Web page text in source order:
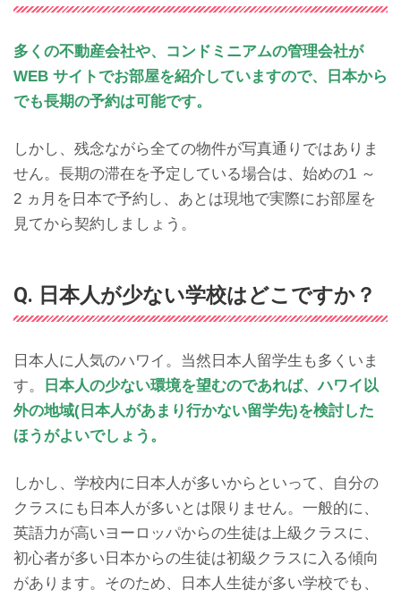
多くの不動産会社や、コンドミニアムの管理会社が
WEB サイトでお部屋を紹介していますので、日本から
でも長期の予約は可能です。
しかし、残念ながら全ての物件が写真通りではありま
せん。長期の滞在を予定している場合は、始めの1 ～
2 ヵ月を日本で予約し、あとは現地で実際にお部屋を
見てから契約しましょう。
Q. 日本人が少ない学校はどこですか？
日本人に人気のハワイ。当然日本人留学生も多くいま
す。
日本人の少ない環境を望むのであれば、ハワイ以
外の地域(日本人があまり行かない留学先)を検討した
ほうがよいでしょう。
しかし、学校内に日本人が多いからといって、自分の
クラスにも日本人が多いとは限りません。一般的に、
英語力が高いヨーロッパからの生徒は上級クラスに、
初心者が多い日本からの生徒は初級クラスに入る傾向
があります。そのため、日本人生徒が多い学校でも、